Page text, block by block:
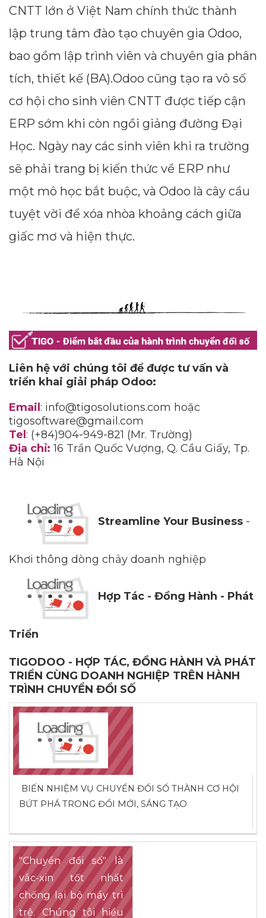
CNTT lớn ở Việt Nam chính thức thành
lập trung tâm đào tạo chuyên gia Odoo,
bao gồm lập trình viên và chuyên gia phân
tích, thiết kế (BA).Odoo cũng tạo ra vô số
cơ hội cho sinh viên CNTT được tiếp cận
ERP sớm khi còn ngồi giảng đường Đại
Học. Ngày nay các sinh viên khi ra trường
sẽ phải trang bị kiến thức về ERP như
một mô học bắt buộc, và Odoo là cây cầu
tuyệt vời để xóa nhòa khoảng cách giữa
giấc mơ và hiện thực.